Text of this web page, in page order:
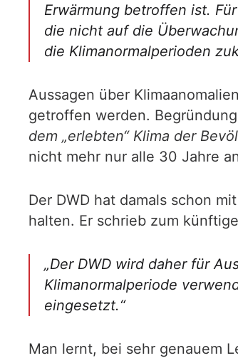
Erwärmung betroffen ist.
die nicht auf die
die Klimanormalperioden
Aussagen über
getroffen werden.
dem „erlebten“ Klima der
nicht mehr nur alle 30 Jahre
Der DWD hat damals schon
halten. Er schrieb zum
„Der DWD wird daher für
Klimanormalperiode
eingesetzt.“
Man lernt, bei sehr genauem